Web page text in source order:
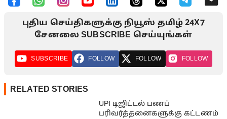
புதிய செய்திகளுக்கு நியூஸ் தமிழ் 24X7
சேனலை SUBSCRIBE செய்யுங்கள்
SUBSCRIBE FOLLOW FOLLOW FOLLOW
RELATED STORIES
UPI டிஜிட்டல் பணப்
பரிவர்த்தனைகளுக்கு கட்டணம்